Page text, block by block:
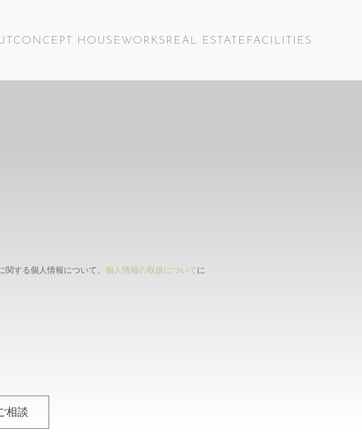
CONCEPT HOUSE WORKS REAL ESTATE FACILITIES
する個人情報について、 個人情報の取扱についてに
相談